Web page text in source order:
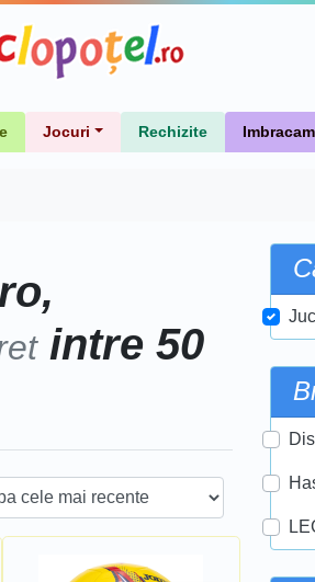
Jocuri Rechizite
intre 50